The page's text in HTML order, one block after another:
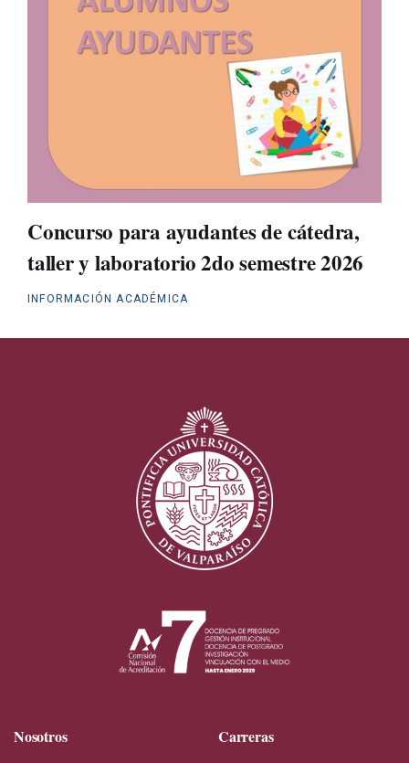
Concurso para ayudantes de cátedra,
taller y laboratorio 2do semestre 2026
INFORMACIÓN ACADÉMICA
Nosotros Carreras